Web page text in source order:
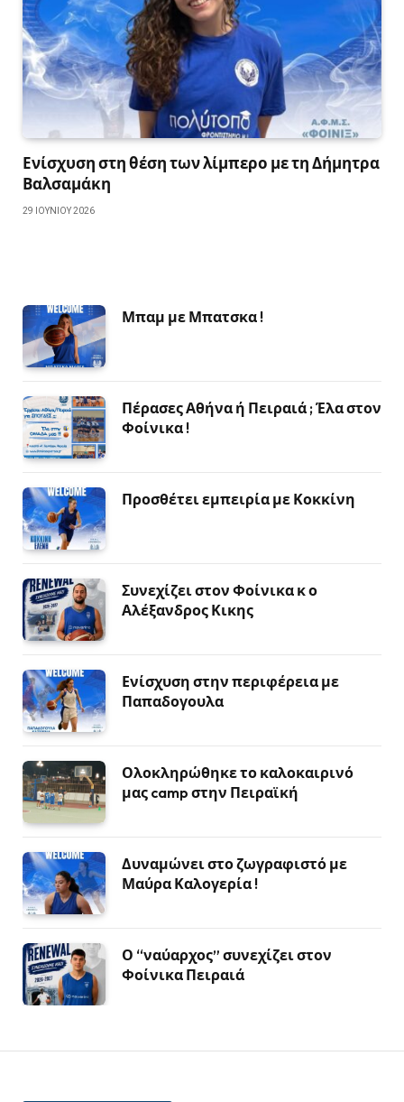
Ενίσχυση στη θέση των λίμπερο με τη Δήμητρα
Βαλσαμάκη
29 ΙΟΥΝΊΟΥ 2026
Μπαμ με Μπατσκα !
Πέρασες Αθήνα ή Πειραιά ; Έλα στον
Φοίνικα !
Προσθέτει εμπειρία με Κοκκίνη
Συνεχίζει στον Φοίνικα κ ο
Αλέξανδρος Κικης
Ενίσχυση στην περιφέρεια με
Παπαδογουλα
Ολοκληρώθηκε το καλοκαιρινό
μας camp στην Πειραϊκή
Δυναμώνει στο ζωγραφιστό με
Μαύρα Καλογερία !
Ο “ναύαρχος” συνεχίζει στον
Φοίνικα Πειραιά